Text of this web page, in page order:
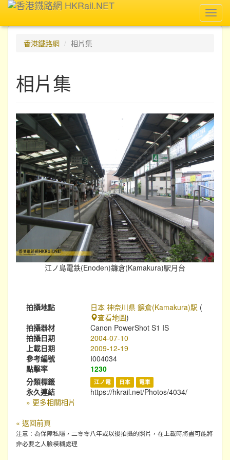
香港鐵路網
相片集
相片集
江ノ島電鉄(Enoden)鐮倉(Kamakura)駅月台
拍攝地點 日本 神奈川県 鐮倉(Kamakura)駅 (
查看地圖)
拍攝器材
Canon PowerShot S1 IS
拍攝日期
2004-07-10
上載日期
2009-12-19
參考編號
I004034
點擊率
1230
分類標籤
江ノ電 日本 電車
永久連結
https://hkrail.net/Photos/4034/
» 更多相關相片
« 返回前頁
注意：為保障私隱，二零零八年或以後拍攝的照片，在上載時將盡可能將
非必要之人臉模糊處理